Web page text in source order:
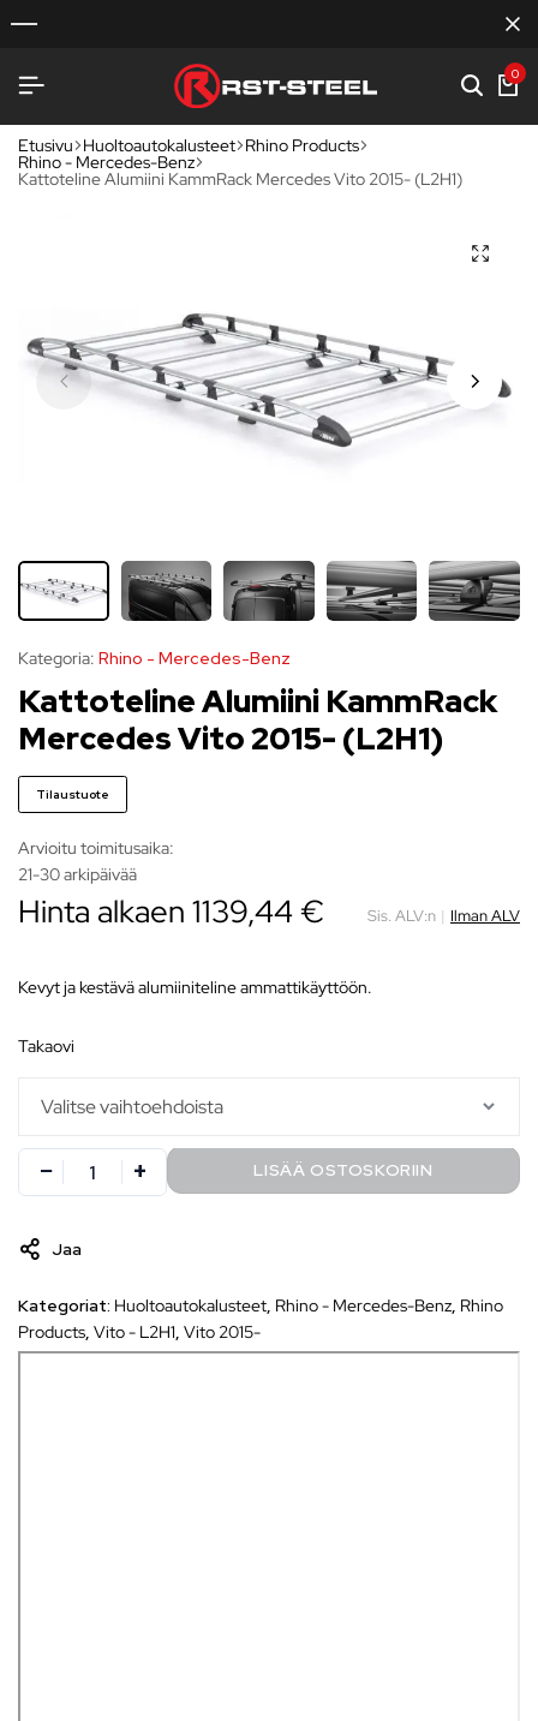
0
Etusivu Huoltoautokalusteet Rhino Products
Rhino - Mercedes-Benz
Kattoteline Alumiini KammRack Mercedes Vito 2015- (L2H1)
Kategoria: Rhino - Mercedes-Benz
Kattoteline Alumiini KammRack
Mercedes Vito 2015- (L2H1)
Tilaustuote
Arvioitu toimitusaika:
21-30 arkipäivää
Hinta alkaen 1139,44€ Sis. ALV:n | Ilman ALV
Kevyt ja kestävä alumiiniteline ammattikäyttöön.
takaovi
LISÄÄ OSTOSKORIIN
Jaa
Kategoriat: Huoltoautokalusteet, Rhino - Mercedes-Benz, Rhino
Products, Vito - L2H1, Vito 2015-